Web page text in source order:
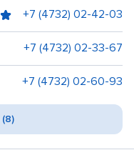
+7 (4732) 02-42-03
+7 (4732) 02-33-67
+7 (4732) 02-60-93